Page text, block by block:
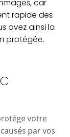
car
rapide des
avez ainsi la
protégée.
votre
par vos